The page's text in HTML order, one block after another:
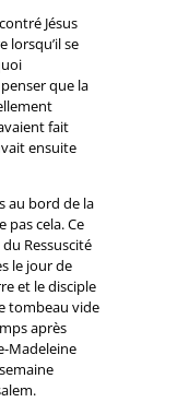
Jésus
lorsqu’il se
que la
fait
ensuite
au bord de la
pas cela. Ce
Ressuscité
le jour de
et le disciple
tombeau vide
après
Madeleine